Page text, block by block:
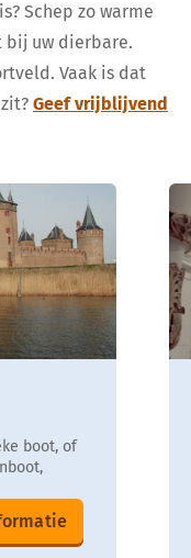
Schep zo warme
bij uw dierbare.
Vaak is dat
Geef vrijblijvend
boot, of